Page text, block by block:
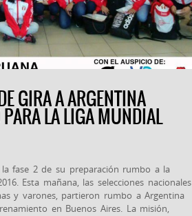
GIRA A ARGENTINA
LA LIGA MUNDIAL
fase 2 de su preparación rumbo a la
Esta mañana, las selecciones nacionales
y varones, partieron rumbo a Argentina
en Buenos Aires. La misión,